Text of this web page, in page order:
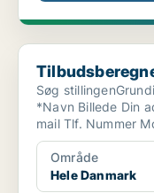
Tilbudsberegner
Søg
*Navn Billede Din adresse Adresse *Postnr *By *E-
Område
Hele Danmark